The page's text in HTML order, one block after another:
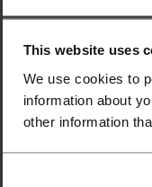
This website uses
We use cookies to
information about
other information